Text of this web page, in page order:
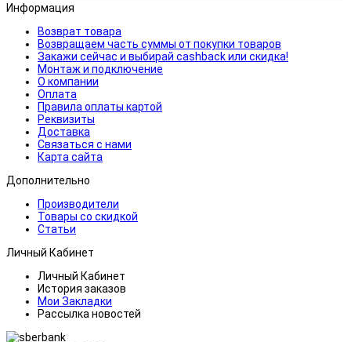
Информация
Возврат товара
Возвращаем часть суммы от покупки товаров
Закажи сейчас и выбирай cashback или скидка!
Монтаж и подключение
О компании
Оплата
Правила оплаты картой
Реквизиты
Доставка
Связаться с нами
Карта сайта
Дополнительно
Производители
Товары со скидкой
Статьи
Личный Кабинет
Личный Кабинет
История заказов
Мои Закладки
Рассылка новостей